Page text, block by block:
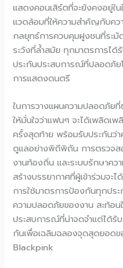
แสดงคอนเสิร์ตที่จะยังคงอยู่ใ
แวดล้อมที่ให้ความสำคัญกับค
กลยุทธ์การควบคุมฝูงชนที่ระมั
ระวังที่ล้ำสมัย ทุกมาตรการได้
ประกันประสบการณ์ที่ปลอดภั
การแสดงดนตรี
ในการวางแผนความปลอดภัย
ให้มั่นใจว่าแฟนๆ จะได้เพลิดเ
ครั้งสุดท้าย พร้อมรับประกันว่า
ดูแลอย่างพิถีพิถัน การตรวจส
งานท้องถิ่น และระบบรักษาค
สร้างบรรยากาศที่ผู้เข้าร่วมจะ
การใช้มาตรการป้องกันทุกปร
ความปลอดภัยของงาน สะท้อน
ประสบการณ์ที่น่าจดจำแต่ได้รั
กันเพื่อเฉลิมฉลองจุดสุดยอด
Blackpink